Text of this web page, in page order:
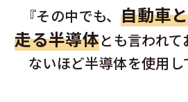
『その中でも、 自動車
走る半導体とも言われ
ないほど半導体を使用し